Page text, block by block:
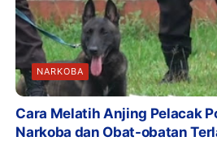
NARKOBA
Cara Melatih Anjing Pelacak
Narkoba dan Obat-obatan